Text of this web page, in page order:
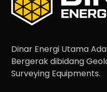
Dinar Energi Utama
Bergerak dibidang
Surveying Equipments.